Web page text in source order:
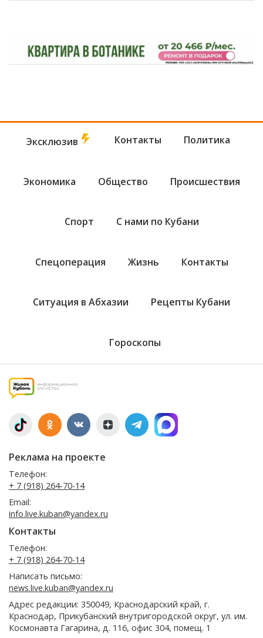
Эксклюзив Контакты Политика
Экономика Общество Происшествия
Спорт С нами по Кубани
Спецоперация Жизнь Контакты
Ситуация в Абхазии Рецепты Кубани
Гороскопы
Реклама на проекте
Телефон:
+ 7 (918) 264-70-14
Email:
info.live.kuban@yandex.ru
Контакты
Телефон:
+ 7 (918) 264-70-14
Написать письмо:
news.live.kuban@yandex.ru
Адрес редакции: 350049, Краснодарский край, г.
Краснодар, Прикубанский внутригородской округ, ул. им.
Космонавта Гагарина, д. 116, офис 304, помещ. 1